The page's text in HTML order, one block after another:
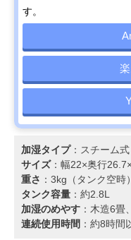
す。
加湿タイプ：スチーム式
サイズ：幅22×奥行
重さ ：3kg（タンク空時）
タンク容量 ：約2.8L
加湿のめやす ：木造6畳
連続使用時間 ：約8時間